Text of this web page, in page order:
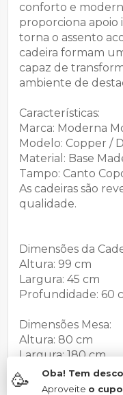
conforto e
proporciona apoio
torna o assento
cadeira formam
capaz de
ambiente de
Características:
Marca: Moderna
Modelo: Copper /
Material: Base
Tampo: Canto
As cadeiras são
qualidade.
Dimensões da
Altura: 99 cm
Largura: 45 cm
Profundidade: 60
Dimensões Mesa:
Altura: 80 cm
Largura: 180 cm
Profundidade: 90
🥳
Oba! Tem
Aproveite o